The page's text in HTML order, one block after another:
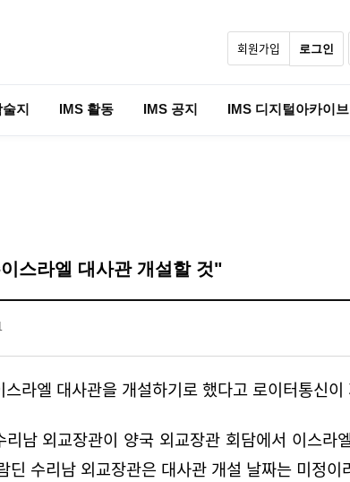
회원가입 로그인
지 IMS 활동 IMS 공지 IMS 디지털아카이브
스라엘 대사관 개설할 것"
라엘 대사관을 개설하기로 했다고 로이터통신
남 외교장관이 양국 외교장관 회담에서 이스
딘 수리남 외교장관은 대사관 개설 날짜는 미정